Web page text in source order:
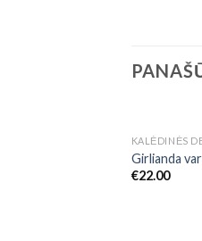
KALĖDINĖS
Girlianda
€22.00